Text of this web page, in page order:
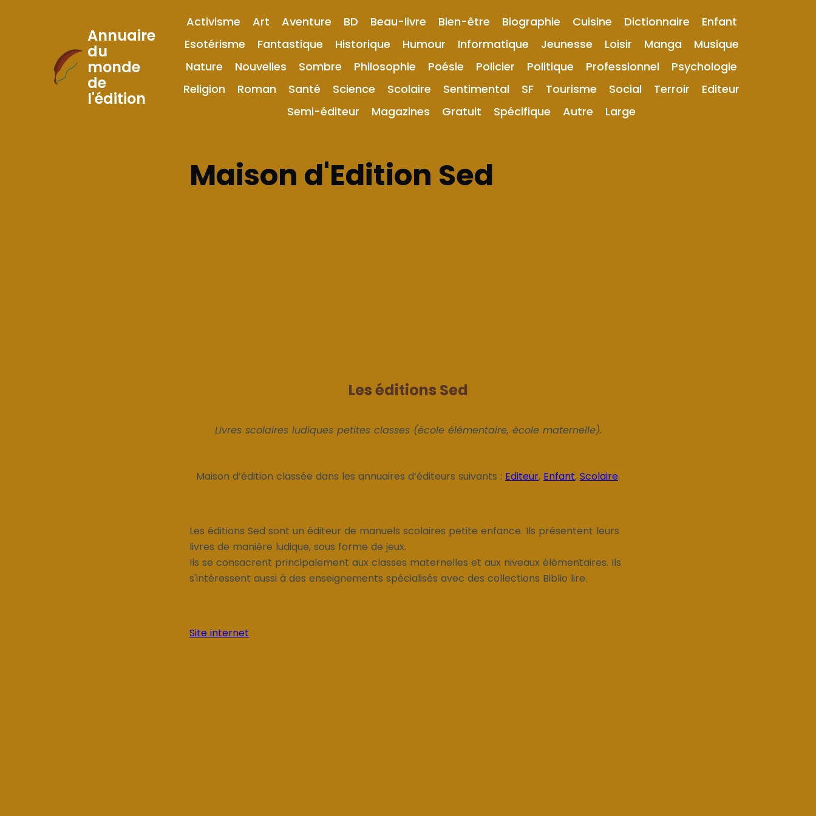
Skip
to
Content
Annuaire
du
monde
de
l'édition
Activisme Art Aventure BD Beau-livre Bien-être Biographie Cuisine Dictionnaire
Enfant
Esotérisme
Fantastique Historique Humour Informatique Jeunesse Loisir Manga
Musique
Nature
Nouvelles Sombre Philosophie Poésie Policier Politique Professionnel
Psychologie
Religion
Roman Santé Science Scolaire Sentimental SF Tourisme Social Terroir
Editeur
Semi-éditeur
Magazines Gratuit Spécifique Autre Large
Maison d'Edition Sed
Les éditions Sed
Livres scolaires ludiques petites classes (école élémentaire, école maternelle).
Maison d’édition classée dans les annuaires d’éditeurs suivants : Editeur, Enfant, Scolaire.
Les éditions Sed sont un éditeur de manuels scolaires petite enfance. Ils présentent leurs
livres de manière ludique, sous forme de jeux.
Ils se consacrent principalement aux classes maternelles et aux niveaux élémentaires. Ils
s'intéressent aussi à des enseignements spécialisés avec des collections Biblio lire.
Site internet